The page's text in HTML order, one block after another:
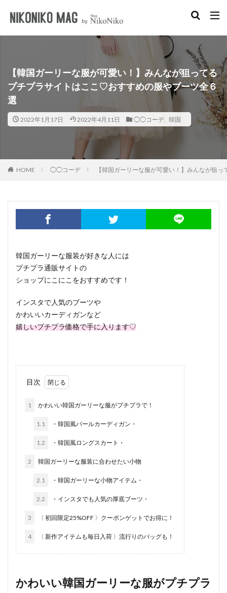
【韓国ガーリーな服が可愛い！】みんなが狙ってる
プチプラサイトはここ♡おすすめの服やブーツ全６
選
2022年1月17日 2022年4月11日 ◯◯コーデ, 韓国
HOME ◯◯コーデ 【韓国ガーリーな服が可愛い！】みんなが狙
韓国ガーリーな服装が好きな人には
プチプラ通販サイトの
ショップにこにこをおすすめです！
インスタで人気のブーツや
かわいいカーディガンなど
嬉しいプチプラ価格で手に入ります♡
目次
1 かわいい韓国ガーリーな服がプチプラで！
1.1 ・韓国風パールカーディガン・
1.2 ・韓国風ロングスカート・
2 韓国ガーリーな服装に合わせたい小物
2.1 ・韓国ガーリーな小物アイテム・
2.2 ・インスタでも人気の厚底ブーツ・
3 〈 初回限定25%OFF 〉クーポンゲットでお得に！
4 〈 新作アイテムも毎日入荷 〉流行りのバッグも！
かわいい韓国ガーリーな服がプチプラ
淡色女子 韓国女子 ショルダーバッグ イエベ プチプラ
カテゴリー
検索